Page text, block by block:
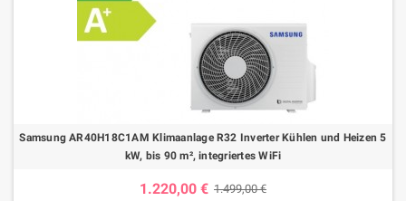
Samsung AR40H18C1AM Klimaanlage R32 Inverter Kühlen und Heizen 5
kW, bis 90 m², integriertes WiFi
1.220,00 € 1.499,00 €